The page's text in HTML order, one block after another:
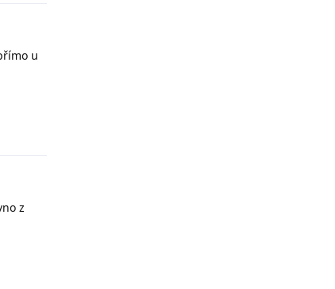
u
z